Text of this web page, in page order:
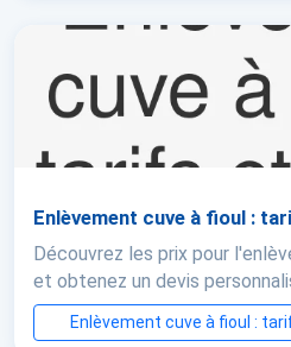
Enlèvement cuve à fioul :
Découvrez les prix pour
et obtenez un devis
Enlèvement cuve à fioul :